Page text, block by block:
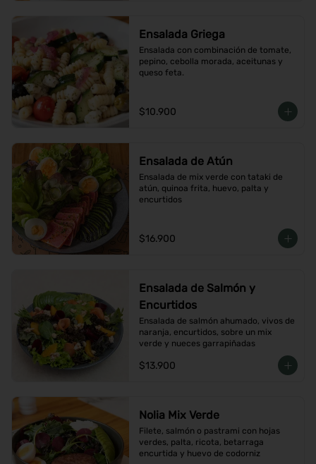
Ensalada Griega
Ensalada con combinación de tomate,
pepino, cebolla morada, aceitunas y
queso feta.
$10.900
Ensalada de Atún
Ensalada de mix verde con tataki de
atún, quinoa frita, huevo, palta y
encurtidos
$16.900
Ensalada de Salmón y
Encurtidos
Ensalada de salmón ahumado, vivos de
naranja, encurtidos, sobre un mix
verde y nueces garrapiñadas
$13.900
Nolia Mix Verde
Filete, salmón o pastrami con hojas
verdes, palta, ricota, betarraga
encurtida y huevo de codorniz